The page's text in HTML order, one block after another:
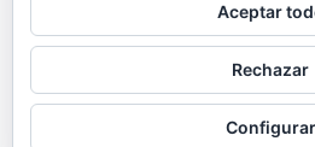
Aceptar
Rechazar
Configurar